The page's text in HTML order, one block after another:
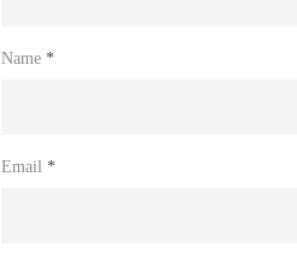
Name *
Email *